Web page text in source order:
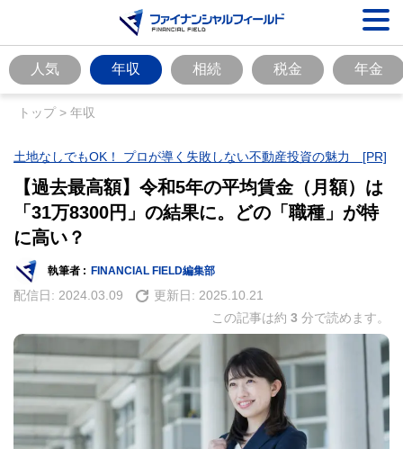
人気 年収 相続 税金 年金
トップ> 年収
土地なしでもOK！ プロが導く失敗しない不動産投資の魅力 [PR]
【過去最高額】令和5年の平均賃金（月額）は
「31万8300円」の結果に。どの「職種」が特
に高い？
執筆者 : FINANCIAL FIELD編集部
配信日: 2024.03.09 更新日: 2025.10.21
この記事は約 3 分で読めます。